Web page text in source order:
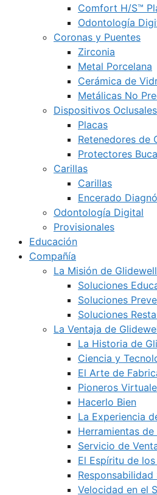
Comfort H/S™
Odontología
Coronas y Puentes
Zirconia
Metal Porcelana
Cerámica de
Metálicas No
Dispositivos Oclusales
Placas
Retenedores de
Protectores
Carillas
Carillas
Encerado
Odontología Digital
Provisionales
Educación
Compañía
La Misión de Glidewell
Soluciones
Soluciones
Soluciones
La Ventaja de
La Historia de
Ciencia y
El Arte de
Pioneros
Hacerlo Bien
La Experiencia
Herramientas
Servicio de
El Espíritu de
Responsabilidad
Velocidad en el